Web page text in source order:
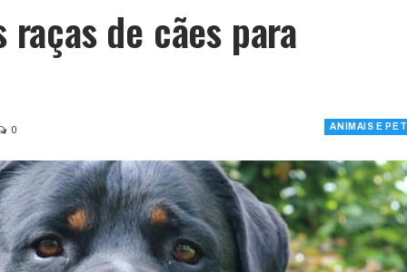
raças de cães para
ANIMAIS E
0